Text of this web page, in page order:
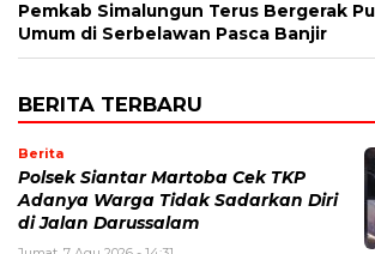
Pemkab Simalungun Terus Bergerak
Umum di Serbelawan Pasca Banjir
BERITA TERBARU
Berita
Polsek Siantar Martoba Cek TKP
Adanya Warga Tidak Sadarkan Diri
di Jalan Darussalam